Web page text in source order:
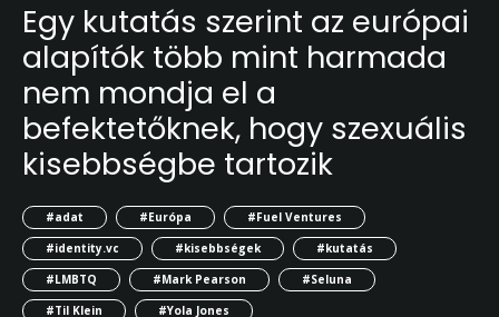
Egy kutatás szerint az európai
alapítók több mint harmada
nem mondja el a
befektetőknek, hogy szexuális
kisebbségbe tartozik
#adat #Európa
#Fuel Ventures
#identity.vc
#kisebbségek
#kutatás
#LMBTQ
#Mark Pearson
#Seluna
#Til Klein
#Yola Jones